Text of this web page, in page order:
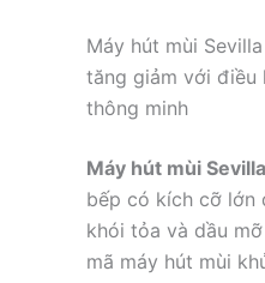
Máy hút mùi
tăng giảm với điều
thông minh
Máy hút mùi
bếp có kích cỡ lớn
khói tỏa và dầu
mã máy hút mùi